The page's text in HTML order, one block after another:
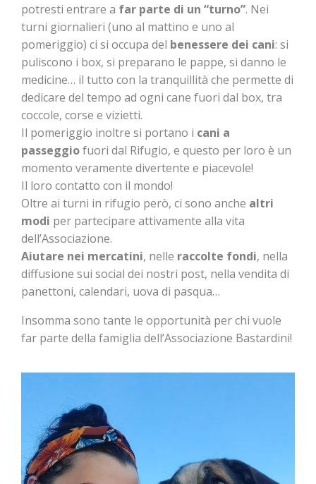
potresti entrare a far parte di un “turno”. Nei
turni giornalieri (uno al mattino e uno al
pomeriggio) ci si occupa del benessere dei cani: si
puliscono i box, si preparano le pappe, si danno le
medicine… il tutto con la tranquillità che permette di
dedicare del tempo ad ogni cane fuori dal box, tra
coccole, corse e vizietti.
Il pomeriggio inoltre si portano i cani a
passeggiofuori dal Rifugio, e questo per loro è un
momento veramente divertente e piacevole!
Il loro contatto con il mondo!
Oltre ai turni in rifugio però, ci sono anche altri
modi per partecipare attivamente alla vita
dell’Associazione.
Aiutare nei mercatini, nelle raccolte fondi, nella
diffusione sui social dei nostri post, nella vendita di
panettoni, calendari, uova di pasqua…
Insomma sono tante le opportunità per chi vuole
far parte della famiglia dell’Associazione Bastardini!